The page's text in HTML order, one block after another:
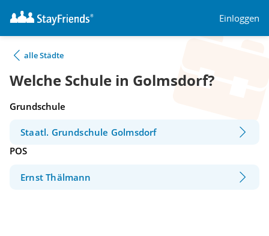
Einloggen
alle Städte
Welche Schule in Golmsdorf?
Grundschule
Staatl. Grundschule Golmsdorf
POS
Ernst Thälmann